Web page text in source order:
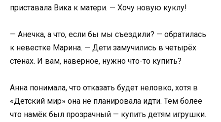
приставала Вика к матери. — Хочу новую куклу!
— Анечка, а что, если бы мы съездили? — обратилась
к невестке Марина. — Дети замучились в четырёх
стенах. И вам, наверное, нужно что-то купить?
Анна понимала, что отказать будет неловко, хотя в
«Детский мир» она не планировала идти. Тем более
что намёк был прозрачный — купить детям игрушки.